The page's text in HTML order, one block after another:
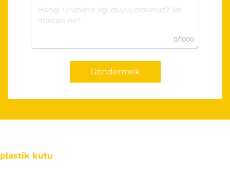
0/1000
Göndermek
plastik kutu